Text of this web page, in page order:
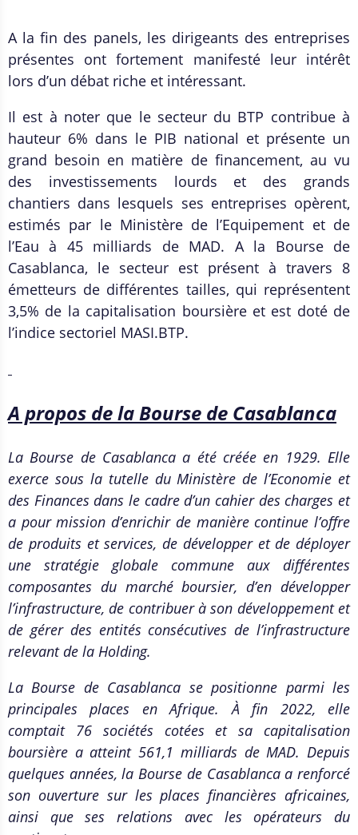
A la fin des panels, les dirigeants des entreprises
présentes ont fortement manifesté leur intérêt
lors d’un débat riche et intéressant.
Il est à noter que le secteur du BTP contribue à
hauteur 6% dans le PIB national et présente un
grand besoin en matière de financement, au vu
des investissements lourds et des grands
chantiers dans lesquels ses entreprises opèrent,
estimés par le Ministère de l’Equipement et de
l’Eau à 45 milliards de MAD. A la Bourse de
Casablanca, le secteur est présent à travers 8
émetteurs de différentes tailles, qui représentent
3,5% de la capitalisation boursière et est doté de
l’indice sectoriel MASI.BTP.
A propos de la Bourse de Casablanca
La Bourse de Casablanca a été créée en 1929. Elle
exerce sous la tutelle du Ministère de l’Economie et
des Finances dans le cadre d’un cahier des charges et
a pour mission d’enrichir de manière continue l’offre
de produits et services, de développer et de déployer
une stratégie globale commune aux différentes
composantes du marché boursier, d’en développer
l’infrastructure, de contribuer à son développement et
de gérer des entités consécutives de l’infrastructure
relevant de la Holding.
La Bourse de Casablanca se positionne parmi les
principales places en Afrique. À fin 2022, elle
comptait 76 sociétés cotées et sa capitalisation
boursière a atteint 561,1 milliards de MAD. Depuis
quelques années, la Bourse de Casablanca a renforcé
son ouverture sur les places financières africaines,
ainsi que ses relations avec les opérateurs du